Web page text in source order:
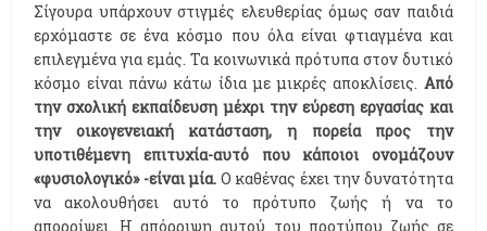
Σίγουρα υπάρχουν στιγμές ελευθερίας όμως σαν παιδιά
ερχόμαστε σε ένα κόσμο που όλα είναι φτιαγμένα και
επιλεγμένα για εμάς. Τα κοινωνικά πρότυπα στον δυτικό
κόσμο είναι πάνω κάτω ίδια με μικρές αποκλίσεις. Από
την σχολική εκπαίδευση μέχρι την εύρεση εργασίας και
την οικογενειακή κατάσταση, η πορεία προς την
υποτιθέμενη επιτυχία-αυτό που κάποιοι ονομάζουν
«φυσιολογικό» -είναι μία. Ο καθένας έχει την δυνατότητα
να ακολουθήσει αυτό το πρότυπο ζωής ή να το
απορρίψει. Η απόρριψη αυτού του προτύπου ζωής σε